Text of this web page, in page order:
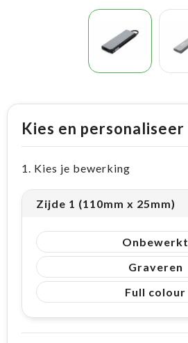
Kies en personaliseer
1. Kies je bewerking
Zijde 1 (110mm x 25mm)
Onbewerkt
Graveren
Full colour